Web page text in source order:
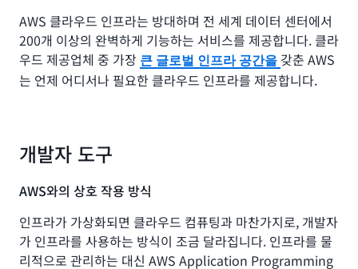
AWS 클라우드 인프라는 방대하며 전 세계 데이터 센터에서
200개 이상의 완벽하게 기능하는 서비스를 제공합니다. 클라
우드 제공업체 중 가장 큰 글로벌 인프라 공간을 갖춘 AWS
는 언제 어디서나 필요한 클라우드 인프라를 제공합니다.
개발자 도구
AWS와의 상호 작용 방식
인프라가 가상화되면 클라우드 컴퓨팅과 마찬가지로, 개발자
가 인프라를 사용하는 방식이 조금 달라집니다. 인프라를 물
리적으로 관리하는 대신 AWS Application Programming